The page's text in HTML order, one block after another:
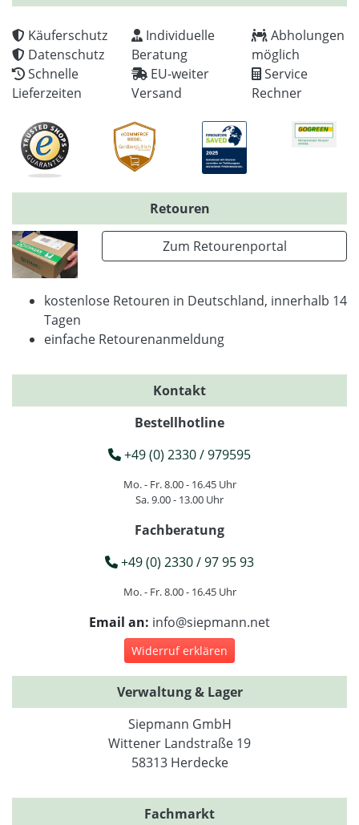
Käuferschutz
Datenschutz
Schnelle
Lieferzeiten
Individuelle
Beratung
EU-weiter
Versand
Abholungen
möglich
Service
Rechner
Retouren
Zum Retourenportal
kostenlose Retouren in Deutschland, innerhalb 14
Tagen
einfache Retourenanmeldung
Kontakt
Bestellhotline
+49 (0) 2330 / 979595
Mo. - Fr. 8.00 - 16.45 Uhr
Sa. 9.00 - 13.00 Uhr
Fachberatung
+49 (0) 2330 / 97 95 93
Mo. - Fr. 8.00 - 16.45 Uhr
Email an: info@siepmann.net
Widerruf erklären
Verwaltung & Lager
Siepmann GmbH
Wittener Landstraße 19
58313 Herdecke
Fachmarkt